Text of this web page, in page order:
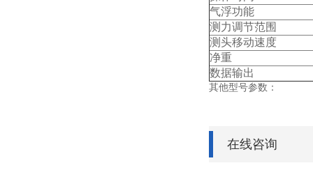
气浮功能
测力调节范围
测头移动速度
净重
数据输出
其他型号参数：
在线咨询